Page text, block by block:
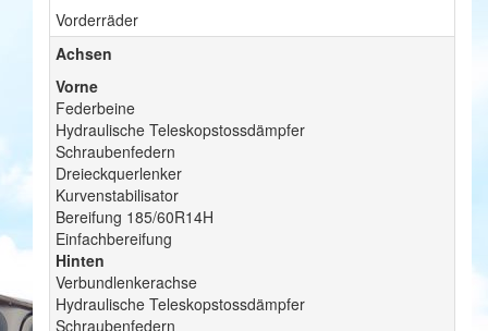
Vorderräder
Achsen
Vorne
Federbeine
Hydraulische Teleskopstossdämpfer
Schraubenfedern
Dreieckquerlenker
Kurvenstabilisator
Bereifung 185/60R14H
Einfachbereifung
Hinten
Verbundlenkerachse
Hydraulische Teleskopstossdämpfer
Schraubenfedern